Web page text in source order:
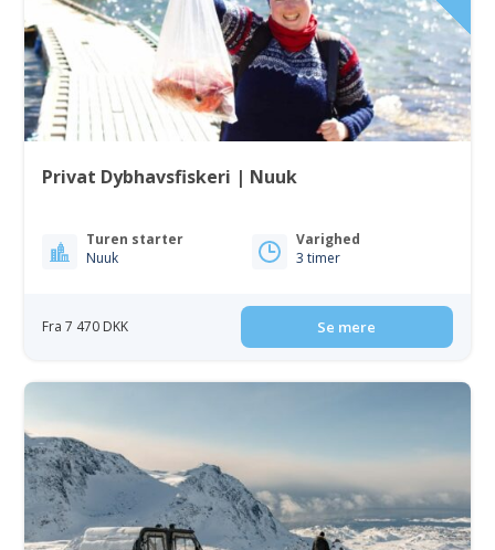
Privat Dybhavsfiskeri | Nuuk
Turen starter
Nuuk
Varighed
3 timer
Fra 7 470 DKK Se mere